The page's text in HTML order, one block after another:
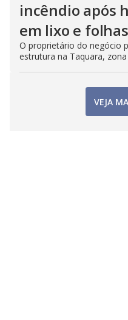
incêndio após
em lixo e
O proprietário do negócio
estrutura na Taquara,
VEJA